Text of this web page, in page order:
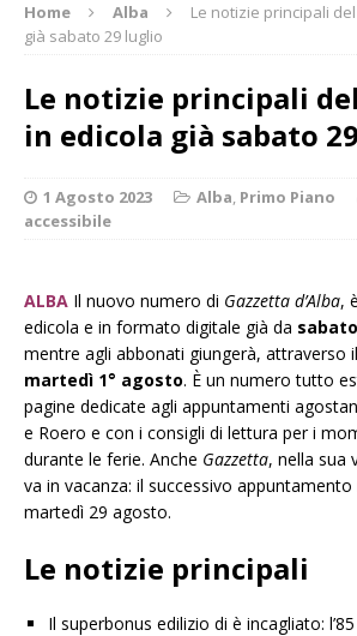
Home Alba
Le notizie principali
già sabato 29 luglio
Le notizie principali
in edicola già sabato
1 Agosto 2023 Alba, Primo Piano
accessibile
ALBA Il nuovo numero di Gazzetta d’Alba,
edicola e in formato digitale già da
mentre agli abbonati giungerà, attraverso
martedì 1° agosto. È un numero tutto
pagine dedicate agli appuntamenti
e Roero e con i consigli di lettura per i
durante le ferie. Anche Gazzetta, nella sua
va in vacanza: il successivo
martedì 29 agosto.
Le notizie principali
Il superbonus edilizio di è incagliato: